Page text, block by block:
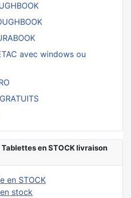
avec windows ou
en STOCK livraison
en STOCK
stock